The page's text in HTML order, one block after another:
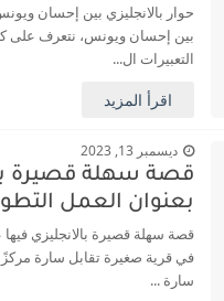
حوار بالانجليزي بين إحسان
بين إحسان ويونس، نتعرف على
التعبيرات ال...
اقرأ المزيد
ديسمبر 13, 2023
قصة سهلة قصيرة
بعنوان العمل
قصة سهلة قصيرة بالانجليزي
في قرية صغيرة تقابل سارة
سارة ...